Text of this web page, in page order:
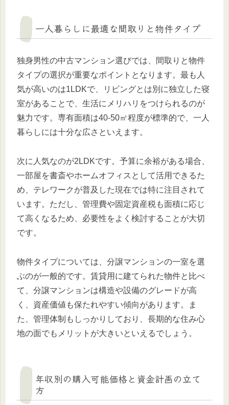
一人暮らしに最適な間取りと物件タイプ
独身男性の中古マンション選びでは、間取りと物件
タイプの選択が重要なポイントとなります。最も人
気が高いのは1LDKで、リビングとは別に独立した寝
室があることで、生活にメリハリをつけられるのが
魅力です。専有面積は40-50㎡程度が標準的で、一人
暮らしには十分な広さといえます。
次に人気なのが2LDKです。予算に余裕がある場合、
一部屋を書斎やホームオフィスとして活用できるた
め、テレワークが普及した現在では特に注目されて
います。ただし、管理費や固定資産税も面積に応じ
て高くなるため、必要性をよく検討することが大切
です。
物件タイプについては、分譲マンションの一室を選
ぶのが一般的です。賃貸用に建てられた物件と比べ
て、分譲マンションは構造や設備のグレードが高
く、資産価値も保たれやすい傾向があります。ま
た、管理体制もしっかりしており、長期的な住み心
地の面でもメリットが大きいといえるでしょう。
年収別の購入可能価格と資金計画の立て
方